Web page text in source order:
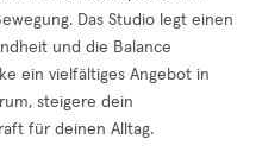
Das Studio legt einen
und die Balance
ein vielfältiges Angebot in
steigere dein
für deinen Alltag.